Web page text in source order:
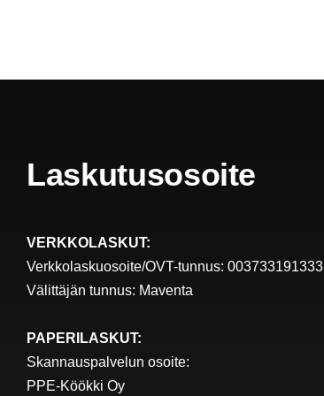
Laskutusosoite
VERKKOLASKUT:
Verkkolaskuosoite/OVT-tunnus: 003733191333
Välittäjän tunnus: Maventa
PAPERILASKUT:
Skannauspalvelun osoite:
PPE-Köökki Oy